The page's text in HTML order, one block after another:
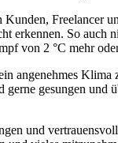
Kunden, Freelancer
erkennen. So
von 2 °C mehr
angenehmes
gesungen und
und